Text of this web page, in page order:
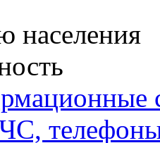
населения